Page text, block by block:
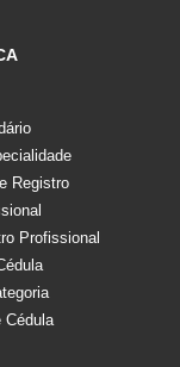
Registro
Profissional
Cédula